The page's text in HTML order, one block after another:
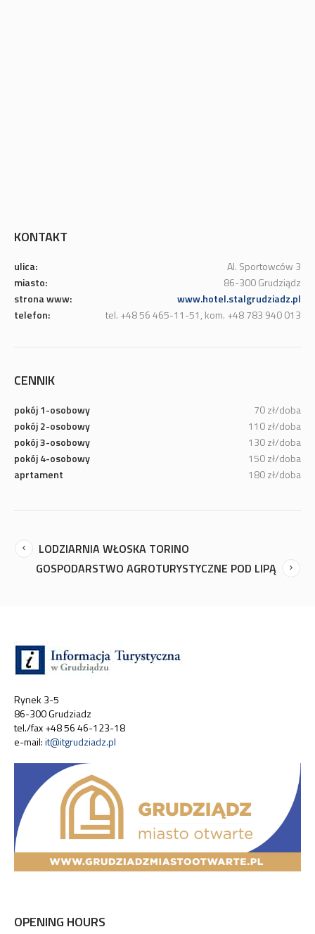
KONTAKT
ulica:
Al. Sportowców 3
miasto:
86-300 Grudziądz
strona www:
www.hotel.stalgrudziadz.pl
telefon:
tel. +48 56 465-11-51, kom. +48 783 940 013
CENNIK
pokój 1-osobowy
70 zł/doba
pokój 2-osobowy
110 zł/doba
pokój 3-osobowy
130 zł/doba
pokój 4-osobowy
150 zł/doba
aprtament
180 zł/doba
LODZIARNIA WŁOSKA TORINO
GOSPODARSTWO AGROTURYSTYCZNE POD LIPĄ
Rynek 3-5
86-300 Grudziadz
tel./fax +48 56 46-123-18
e-mail:it@itgrudziadz.pl
OPENING HOURS